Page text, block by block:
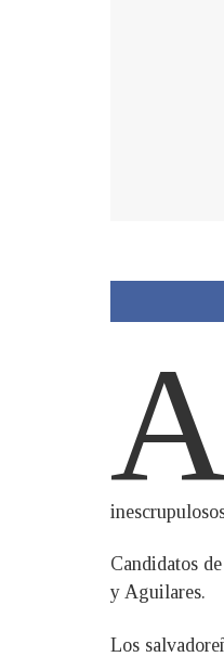
Candidatos
y Aguilares.
Los